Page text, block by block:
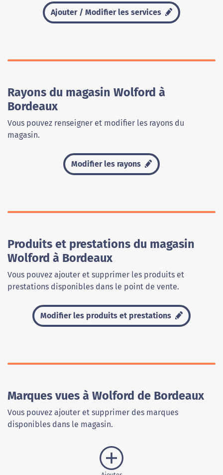
Ajouter / Modifier les services
Rayons du magasin Wolford à
Bordeaux
Vous pouvez renseigner et modifier les rayons du
magasin.
Modifier les rayons
Produits et prestations du magasin
Wolford à Bordeaux
Vous pouvez ajouter et supprimer les produits et
prestations disponibles dans le point de vente.
Modifier les produits et prestations
Marques vues à Wolford de Bordeaux
Vous pouvez ajouter et supprimer des marques
disponibles dans le magasin.